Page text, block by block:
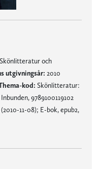
Skönlitteratur och
utgivningsår: 2010
kod: Skönlitteratur:
Inbunden, 9789100119102
11-08); E-bok, epub2,